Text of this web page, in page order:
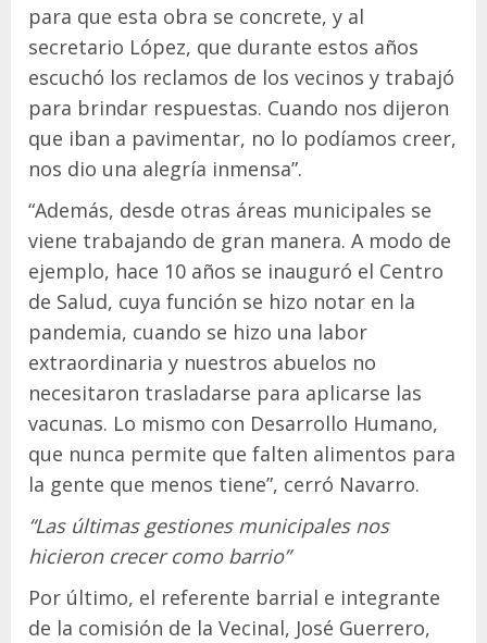
para que esta obra se concrete, y al
secretario López, que durante estos años
escuchó los reclamos de los vecinos y trabajó
para brindar respuestas. Cuando nos dijeron
que iban a pavimentar, no lo podíamos creer,
nos dio una alegría inmensa”.
“Además, desde otras áreas municipales se
viene trabajando de gran manera. A modo de
ejemplo, hace 10 años se inauguró el Centro
de Salud, cuya función se hizo notar en la
pandemia, cuando se hizo una labor
extraordinaria y nuestros abuelos no
necesitaron trasladarse para aplicarse las
vacunas. Lo mismo con Desarrollo Humano,
que nunca permite que falten alimentos para
la gente que menos tiene”, cerró Navarro.
“Las últimas gestiones municipales nos
hicieron crecer como barrio”
Por último, el referente barrial e integrante
de la comisión de la Vecinal, José Guerrero,